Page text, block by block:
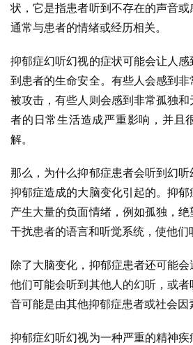
状，它是指患者听到不存在的声音
通常与患者的情绪或经历相关。
抑郁症幻听幻视的症状可能会让人
到患者的生命安全。有些人会感到
被攻击，有些人则会感到非常孤独
者的日常生活造成严重影响，并且
解。
那么，为什么抑郁症患者会听到幻
抑郁症造成的大脑变化引起的。抑
产生大量的负面情绪，例如孤独，
干扰患者的语言和听觉系统，使他们
除了大脑变化，抑郁症患者还可能会
他们可能会听到其他人的幻听，或
音可能是由其他抑郁症患者或社会因
抑郁症幻听幻视为一种严重的精神